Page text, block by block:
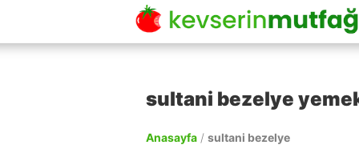
sultani bezelye
Anasayfa / sultani bezelye